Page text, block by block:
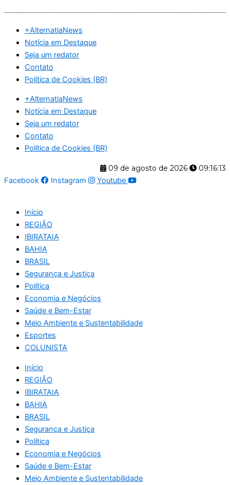
conteúdo
+AlternatiaNews
Notícia em Destaque
Seja um redator
Contato
Política de Cookies (BR)
+AlternatiaNews
Notícia em Destaque
Seja um redator
Contato
Política de Cookies (BR)
09 de agosto de 2026
09:16:13
Facebook
Instagram Youtube
Início
REGIÃO
IBIRATAIA
BAHIA
BRASIL
Segurança e Justiça
Política
Economia e Negócios
Saúde e Bem-Estar
Meio Ambiente e Sustentabilidade
Esportes
COLUNISTA
Início
REGIÃO
IBIRATAIA
BAHIA
BRASIL
Segurança e Justiça
Política
Economia e Negócios
Saúde e Bem-Estar
Meio Ambiente e Sustentabilidade